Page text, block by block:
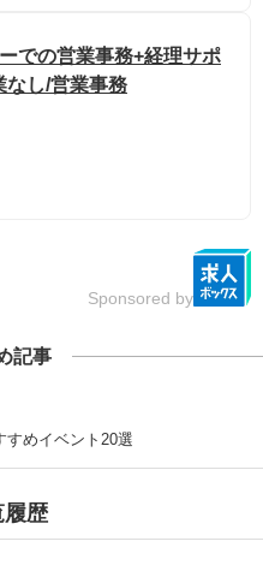
での営業事務+経理サポ
なし/営業事務
Sponsored by
記事
すめイベント20選
履歴